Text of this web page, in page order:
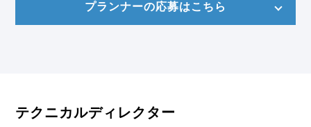
プランナーの応募はこちら
テクニカルディレクター